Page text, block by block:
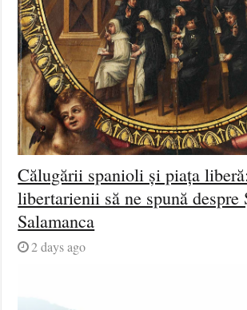
Călugării spanioli și piața
libertarienii să ne spună despre
Salamanca
2 days ago